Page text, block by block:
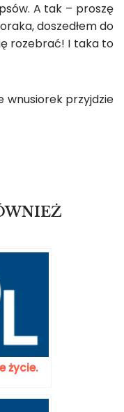
A tak – proszę
doszedłem do
rozebrać! I taka to
wnusiorek przyjdzie
życie.